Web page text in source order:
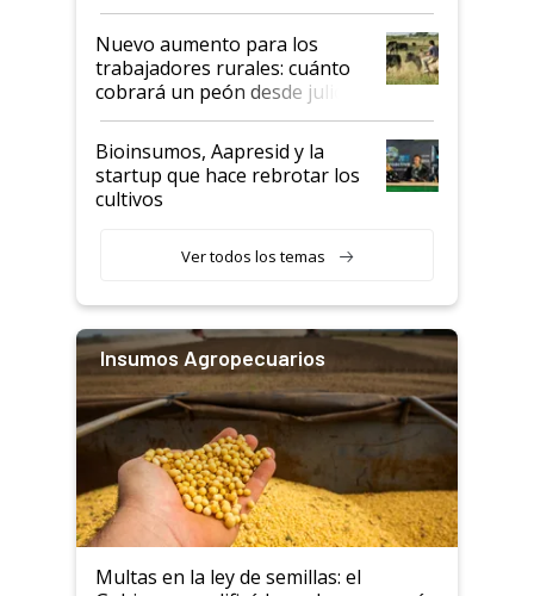
Nuevo aumento para los
trabajadores rurales: cuánto
cobrará un peón desde julio
Bioinsumos, Aapresid y la
startup que hace rebrotar los
cultivos
Ver todos los temas
Insumos Agropecuarios
Multas en la ley de semillas: el